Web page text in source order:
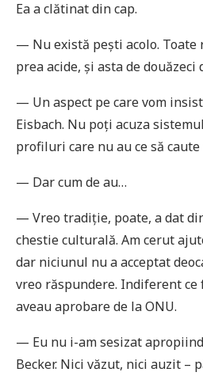
Ea a clătinat din cap.
— Nu există pești acolo. Toate
prea acide, și asta de douăzeci
— Un aspect pe care vom
Eisbach. Nu poți acuza
profiluri care nu au ce să caute
— Dar cum de au…
— Vreo tradiție, poate, a dat
chestie culturală. Am cerut
dar niciunul nu a acceptat
vreo răspundere. Indiferent ce
aveau aprobare de la ONU.
— Eu nu i-am sesizat
Becker. Nici văzut, nici auzit –